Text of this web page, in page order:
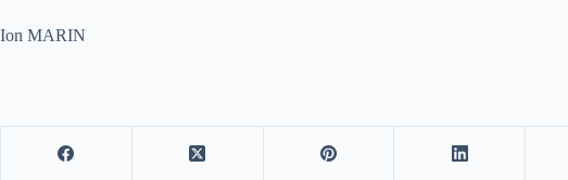
Ion MARIN